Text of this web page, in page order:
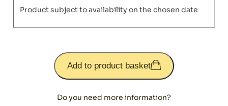
Product subject to availability on the chosen date
Add to product basket
Do you need more information?